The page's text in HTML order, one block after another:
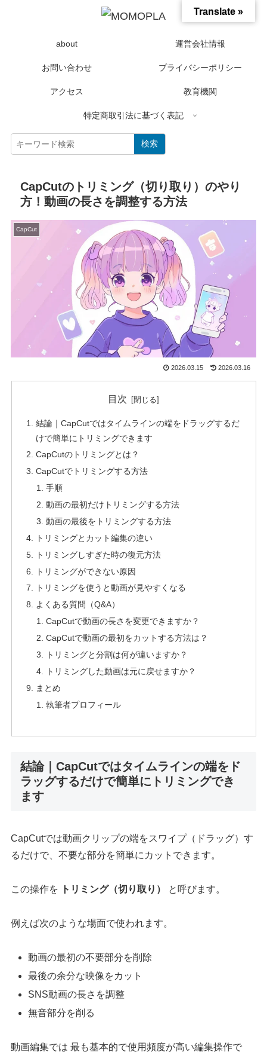
about 運営会社情報
お問い合わせ プライバシーポリシー
アクセス 教育機関
特定商取引法に基づく表記
検索
CapCutのトリミング（切り取り）のやり
方！動画の長さを調整する方法
CapCut
2026.03.15 2026.03.16
目次
結論｜CapCutではタイムラインの端をドラッグするだ
けで簡単にトリミングできます
CapCutのトリミングとは？
CapCutでトリミングする方法
手順
動画の最初だけトリミングする方法
動画の最後をトリミングする方法
トリミングとカット編集の違い
トリミングしすぎた時の復元方法
トリミングができない原因
トリミングを使うと動画が見やすくなる
よくある質問（Q&A）
CapCutで動画の長さを変更できますか？
CapCutで動画の最初をカットする方法は？
トリミングと分割は何が違いますか？
トリミングした動画は元に戻せますか？
まとめ
執筆者プロフィール
結論｜CapCutではタイムラインの端をド
ラッグするだけで簡単にトリミングでき
ます
CapCutでは動画クリップの端をスワイプ（ドラッグ）す
るだけで、不要な部分を簡単にカットできます。
この操作を トリミング（切り取り） と呼びます。
例えば次のような場面で使われます。
動画の最初の不要部分を削除
最後の余分な映像をカット
SNS動画の長さを調整
無音部分を削る
動画編集では 最も基本的で使用頻度が高い編集操作で
Translate »